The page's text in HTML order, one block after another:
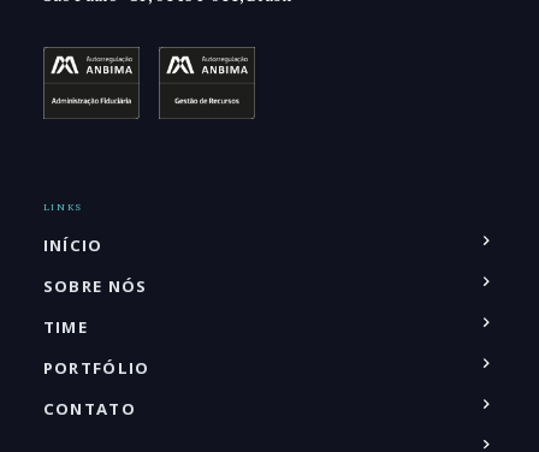
LINKS
INÍCIO
SOBRE NÓS
TIME
PORTFÓLIO
CONTATO